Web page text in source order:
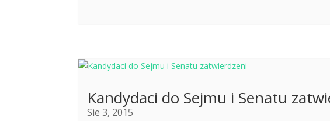
Kandydaci do Sejmu i Senatu
Sie 3, 2015